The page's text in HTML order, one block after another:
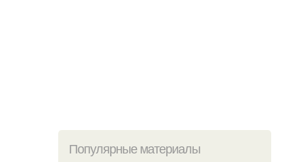
Популярные материалы